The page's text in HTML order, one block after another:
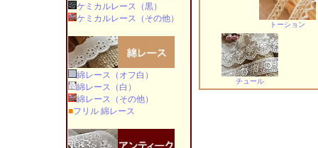
ケミカルレース（黒）
ケミカルレース（その他）
綿レース（オフ白）
綿レース（白）
綿レース（その他）
■フリル 綿レース
トーション
チュール